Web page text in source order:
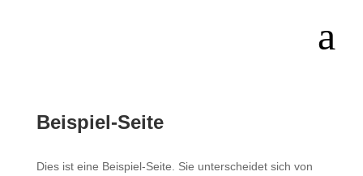
Beispiel-Seite
Dies ist eine Beispiel-Seite. Sie unterscheidet sich von